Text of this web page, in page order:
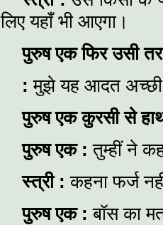
लिए यहाँ भी आएगा।
पुरुष एक फिर उसी
:मुझे यह आदत अच्छी
पुरुष एक कुरसी से
पुरुष एक :तुम्हीं ने
स्त्री :कहना फर्ज
पुरुष एक :बॉस का